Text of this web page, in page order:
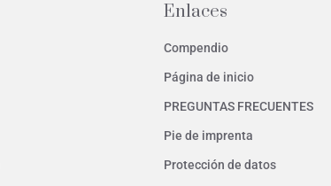
Enlaces
Compendio
Página de inicio
PREGUNTAS FRECUENTES
Pie de imprenta
Protección de datos